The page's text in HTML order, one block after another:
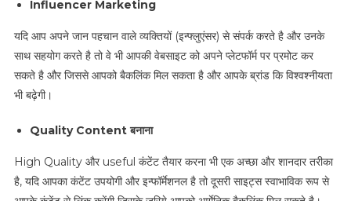
Influencer Marketing
यदि आप अपने जान पहचान वाले व्यक्तियों (इन्फ्लुएंसर) से संपर्क करते है और उनके
साथ सहयोग करते है तो वे भी आपकी वेबसाइट को अपने प्लेटफॉर्म पर प्रमोट कर
सकते है और जिससे आपको बैकलिंक मिल सकता है और आपके ब्रांड कि विश्वश्नीयता
भी बढ़ेगी।
Quality Content बनाना
High Quality और useful कंटेंट तैयार करना भी एक अच्छा और शानदार तरीका
है, यदि आपका कंटेंट उपयोगी और इन्फॉर्मेशनल है तो दूसरी साइट्स स्वाभाविक रूप से